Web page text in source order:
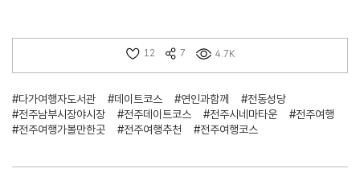
12 7 4.7K
#다가여행자도서관 #데이트코스 #연인과함께
#전동성당
#전주남부시장야시장
#전주데이트코스 #전주시네마타운
#전주여행
#전주여행가볼만한곳
#전주여행추천 #전주여행코스